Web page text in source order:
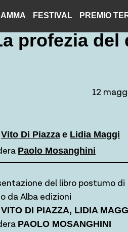
FESTIVAL PREMIO
profezia
12
Vito Di Piazza e Lidia Maggi
Paolo Mosanghini
del libro postumo di
da Alba edizioni
VITO DI PIAZZA, LIDIA
PAOLO MOSANGHINI